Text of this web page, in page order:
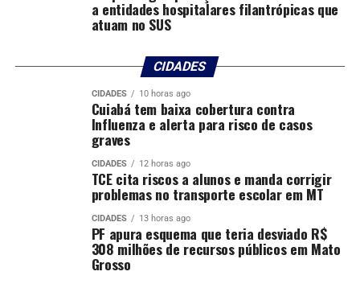
Ministério vai oferecer proteção a lideranças de
assentamento atacado
a entidades hospitalares filantrópicas que
atuam no SUS
CIDADES
CIDADES 10 horas ago
Cuiabá tem baixa cobertura contra
Influenza e alerta para risco de casos
graves
CIDADES 12 horas ago
TCE cita riscos a alunos e manda corrigir
problemas no transporte escolar em MT
CIDADES 13 horas ago
PF apura esquema que teria desviado R$
308 milhões de recursos públicos em Mato
Grosso